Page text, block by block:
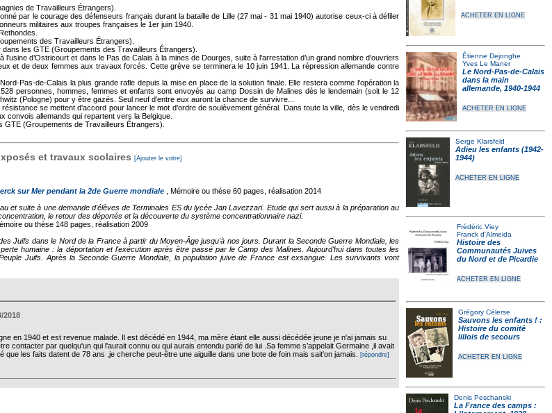
ACHETER EN LIGNE
Étienne Dejonghe
Yves Le Maner
Le Nord-Pas-de-Calais
dans la main
allemande, 1940-1944
ACHETER EN LIGNE
Serge Klarsfeld
Adieu les enfants (1942-
1944)
ACHETER EN LIGNE
Frédéric Viey
Franck d'Almeida
Histoire des
Communautés Juives
du Nord et de Picardie
ACHETER EN LIGNE
Grégory Célerse
Sauvons les enfants ! :
Histoire du comité
lillois de secours
ACHETER EN LIGNE
Denis Peschanski
La France des camps :
de Travailleurs Étrangers).
par le courage des défenseurs français durant la bataille de Lille (27 mai - 31 mai 1940) autorise ceux-ci à défiler
militaires aux troupes françaises le 1er juin 1940.
des Travailleurs Étrangers).
les GTE (Groupements des Travailleurs Étrangers).
d’Ostricourt et dans le Pas de Calais à la mines de Dourges, suite à l'arrestation d’un grand nombre d’ouvriers
et de deux femmes aux travaux forcés. Cette grève se terminera le 10 juin 1941. La répression allemande contre
Pas-de-Calais la plus grande rafle depuis la mise en place de la solution finale. Elle restera comme l'opération la
personnes, hommes, femmes et enfants sont envoyés au camp Dossin de Malines dès le lendemain (soit le 12
(Pologne) pour y être gazés. Seul neuf d'entre eux auront la chance de survivre...
se mettent d'accord pour lancer le mot d'ordre de soulèvement général. Dans toute la ville, dès le vendredi
convois allemands qui repartent vers la Belgique.
(Groupements de Travailleurs Étrangers).
et travaux scolaires [Ajouter le votre]
sur Mer pendant la 2de Guerre mondiale
, Mémoire ou thèse 60 pages, réalisation 2014
et suite à une demande d'élèves de Terminales ES du lycée Jan Lavezzari. Etude qui sert aussi à la préparation au
le retour des déportés et la découverte du système concentrationnaire nazi.
ou thèse 148 pages, réalisation 2009
Juifs dans le Nord de la France à partir du Moyen-Âge jusqu'à nos jours. Durant la Seconde Guerre Mondiale, les
humaine : la déportation et l'exécution après être passé par le Camp des Malines. Aujourd'hui dans toutes les
Juifs. Après la Seconde Guerre Mondiale, la population juive de France est exsangue. Les survivants vont
2018
en 1940 et est revenue malade. Il est décédé en 1944, ma mère étant elle aussi décédée jeune je n'ai jamais su
contacter par quelqu'un qui l'aurait connu ou qui aurais entendu parlé de lui .Sa femme s’appelait Germaine ,il avait
que les faits datent de 78 ans ,je cherche peut-être une aiguille dans une bote de foin mais sait'on jamais.
[répondre]